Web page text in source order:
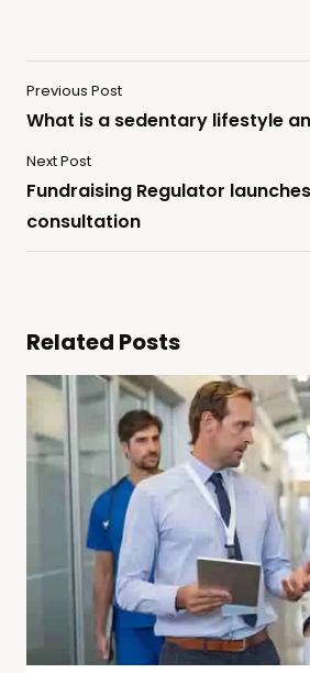
Previous Post
What is a sedentary lifestyle
Next Post
Fundraising Regulator
consultation
Related Posts